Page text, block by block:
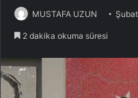
MUSTAFA UZUN
2 dakika okuma süresi